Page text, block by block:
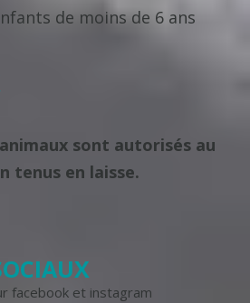
de moins de 6 ans
sont autorisés au
tenus en laisse.
facebook et instagram